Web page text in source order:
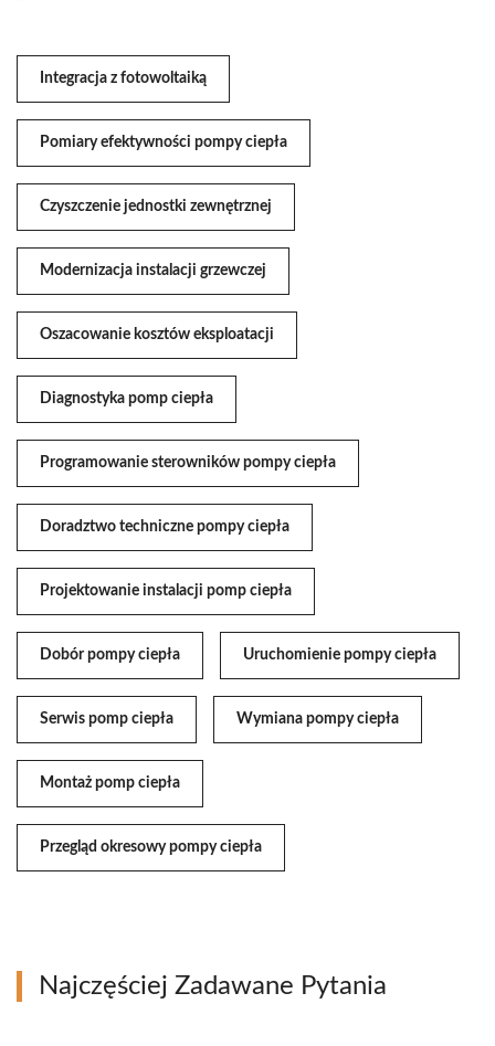
Integracja z fotowoltaiką
Pomiary efektywności pompy ciepła
Czyszczenie jednostki zewnętrznej
Modernizacja instalacji grzewczej
Oszacowanie kosztów eksploatacji
Diagnostyka pomp ciepła
Programowanie sterowników pompy ciepła
Doradztwo techniczne pompy ciepła
Projektowanie instalacji pomp ciepła
Dobór pompy ciepła Uruchomienie pompy ciepła
Serwis pomp ciepła Wymiana pompy ciepła
Montaż pomp ciepła
Przegląd okresowy pompy ciepła
Najczęściej Zadawane Pytania